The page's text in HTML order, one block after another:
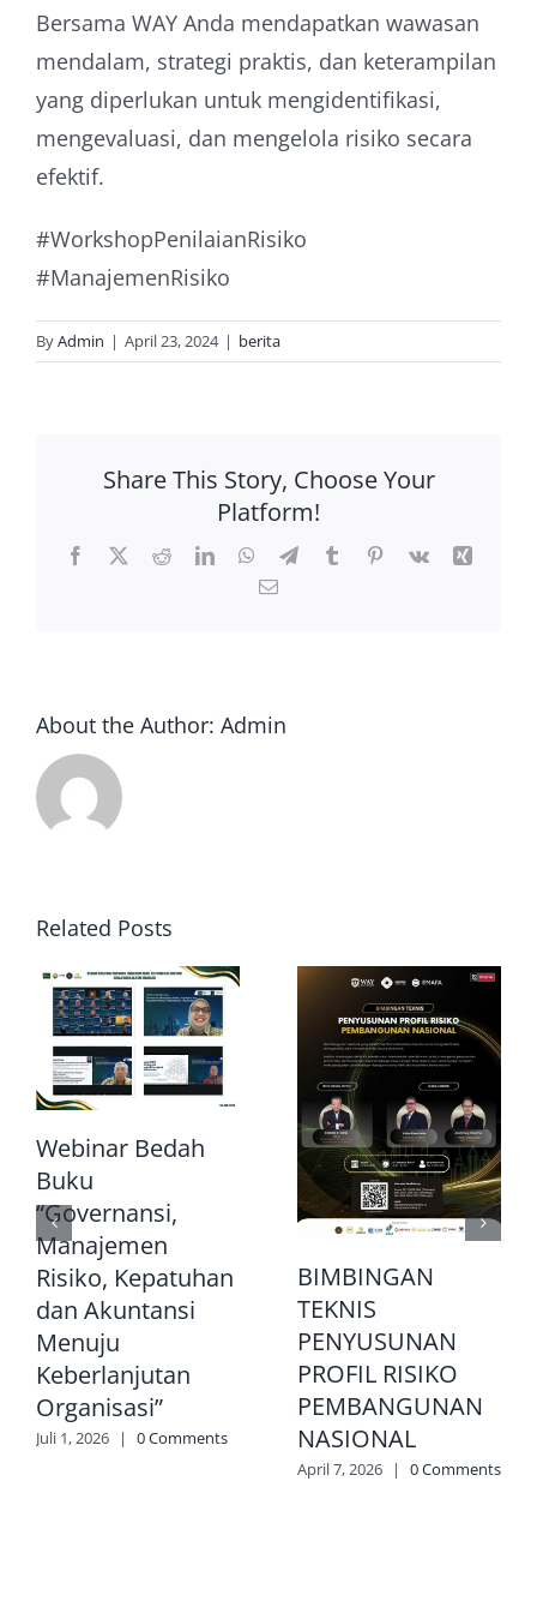
Bersama WAY Anda mendapatkan wawasan
mendalam, strategi praktis, dan keterampilan
yang diperlukan untuk mengidentifikasi,
mengevaluasi, dan mengelola risiko secara
efektif.
#WorkshopPenilaianRisiko
#ManajemenRisiko
ByAdmin | April 23, 2024 | berita
Share This Story, Choose Your
Platform!
Facebook
X RedditLinkedInWhatsApp
TelegramTumblrPinterest
Vk
Xing
Email
About the Author: Admin
Related Posts
Webinar Bedah
Buku
“Governansi,
Manajemen
Risiko, Kepatuhan
dan Akuntansi
Menuju
Keberlanjutan
Organisasi”
Juli 1, 2026 | 0 Comments
BIMBINGAN
TEKNIS
PENYUSUNAN
PROFIL RISIKO
PEMBANGUNAN
NASIONAL
April 7, 2026 | 0 Comments